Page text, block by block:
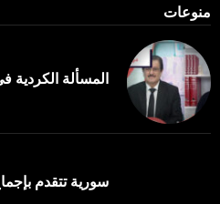
منوعات
المسألة
سورية تتقدم